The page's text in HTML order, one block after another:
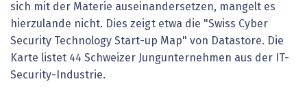
sich mit der Materie auseinandersetzen, mangelt es
hierzulande nicht. Dies zeigt etwa die "Swiss Cyber
Security Technology Start-up Map" von Datastore. Die
Karte listet 44 Schweizer Jungunternehmen aus der IT-
Security-Industrie.